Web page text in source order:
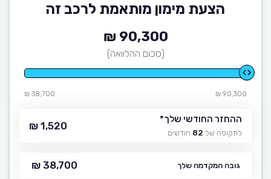
הצעת מימון מותאמת לרכב זה
90,300 ₪
(סכום ההלוואה)
90,300 ₪
38,700 ₪
ההחזר החודשי שלך*
לתקופה של 82 חודשים
1,520 ₪
גובה המקדמה שלך 38,700 ₪